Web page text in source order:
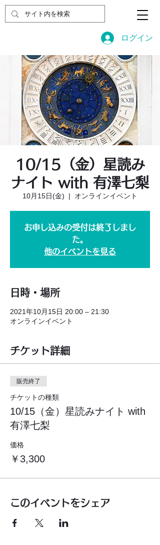
ログイン
10/15（金）星読み
ナイト with 有澤七梨
10月15日(金)
  |
オンラインイベント
お申し込みの受付は終了しまし
た。
他のイベントを見る
日時・場所
2021年10月15日 20:00 – 21:30
オンラインイベント
チケット詳細
販売終了
チケットの種類
10/15（金）星読みナイト with
有澤七梨
価格
￥3,300
このイベントをシェア